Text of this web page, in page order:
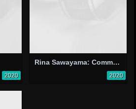
2020
Rina Sawayama: Comme Des Garçons (Like the Boys)
2020